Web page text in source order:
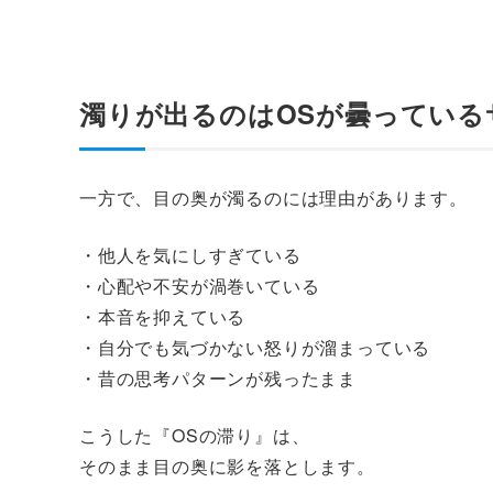
濁りが出るのはOSが曇ってい
一方で、目の奥が濁るのには理由があります。
・他人を気にしすぎている
・心配や不安が渦巻いている
・本音を抑えている
・自分でも気づかない怒りが溜まっている
・昔の思考パターンが残ったまま
こうした『OSの滞り』は、
そのまま目の奥に影を落とします。